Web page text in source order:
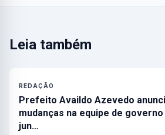
Leia também
REDAÇÃO
Prefeito Availdo Azevedo
mudanças na equipe de
jun…